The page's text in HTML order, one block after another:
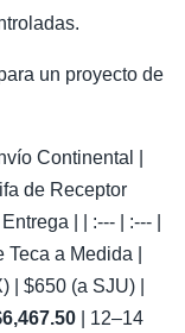
un proyecto de
Continental |
de Receptor
| | :--- | :--- |
Teca a Medida |
| $650 (a SJU) |
| 12–14